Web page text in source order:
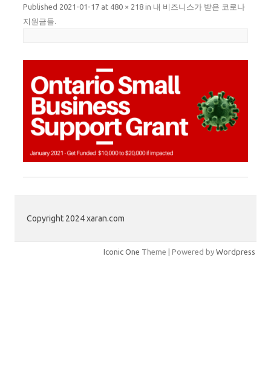
Published 2021-01-17 at 480 × 218 in 내 비즈니스가 받은 코로나
지원금들.
Copyright 2024 xaran.com
Iconic One Theme | Powered by Wordpress